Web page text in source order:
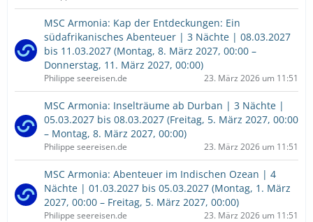
MSC Armonia: Kap der Entdeckungen: Ein
südafrikanisches Abenteuer | 3 Nächte | 08.03.2027
bis 11.03.2027 (Montag, 8. März 2027, 00:00 –
Donnerstag, 11. März 2027, 00:00)
Philippe seereisen.de 23. März 2026 um 11:51
MSC Armonia: Inselträume ab Durban | 3 Nächte |
05.03.2027 bis 08.03.2027 (Freitag, 5. März 2027, 00:00
– Montag, 8. März 2027, 00:00)
Philippe seereisen.de 23. März 2026 um 11:51
MSC Armonia: Abenteuer im Indischen Ozean | 4
Nächte | 01.03.2027 bis 05.03.2027 (Montag, 1. März
2027, 00:00 – Freitag, 5. März 2027, 00:00)
Philippe seereisen.de 23. März 2026 um 11:51